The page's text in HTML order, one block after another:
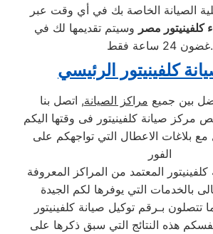
الصيانة الخاصة بك في أي وقت عبر
كلفينيتور مصر وسيتم تقديمها لك في
غضون 24 ساعة فقط.
كلفينيتور الرئيسي
بين جميع مراكز الصيانة, اتصل بنا
صيانة كلفينيتور فى وقتها اليكم
بلاغات الاعطال التي تواجهكم على
الفور
المعتمد من المراكز المعروفة
بالخدمات التي يوفرها لكم الجيدة
تتصلون بـرقم توكيل صيانة كلفينيتور
هذه النتائج التي سبق ذكرها على